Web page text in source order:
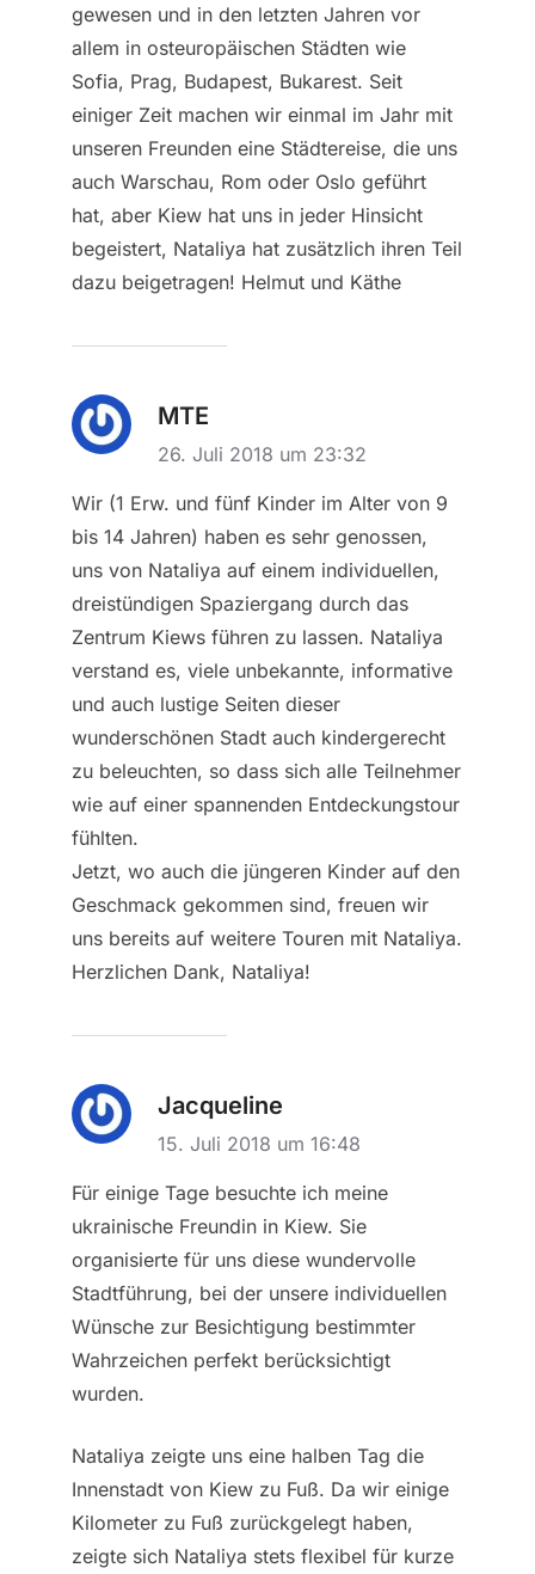
gewesen und in den letzten Jahren vor
allem in osteuropäischen Städten wie
Sofia, Prag, Budapest, Bukarest. Seit
einiger Zeit machen wir einmal im Jahr mit
unseren Freunden eine Städtereise, die uns
auch Warschau, Rom oder Oslo geführt
hat, aber Kiew hat uns in jeder Hinsicht
begeistert, Nataliya hat zusätzlich ihren Teil
dazu beigetragen! Helmut und Käthe
MTE
26. Juli 2018 um 23:32
Wir (1 Erw. und fünf Kinder im Alter von 9
bis 14 Jahren) haben es sehr genossen,
uns von Nataliya auf einem individuellen,
dreistündigen Spaziergang durch das
Zentrum Kiews führen zu lassen. Nataliya
verstand es, viele unbekannte, informative
und auch lustige Seiten dieser
wunderschönen Stadt auch kindergerecht
zu beleuchten, so dass sich alle Teilnehmer
wie auf einer spannenden Entdeckungstour
fühlten.
Jetzt, wo auch die jüngeren Kinder auf den
Geschmack gekommen sind, freuen wir
uns bereits auf weitere Touren mit Nataliya.
Herzlichen Dank, Nataliya!
Jacqueline
15. Juli 2018 um 16:48
Für einige Tage besuchte ich meine
ukrainische Freundin in Kiew. Sie
organisierte für uns diese wundervolle
Stadtführung, bei der unsere individuellen
Wünsche zur Besichtigung bestimmter
Wahrzeichen perfekt berücksichtigt
wurden.
Nataliya zeigte uns eine halben Tag die
Innenstadt von Kiew zu Fuß. Da wir einige
Kilometer zu Fuß zurückgelegt haben,
zeigte sich Nataliya stets flexibel für kurze